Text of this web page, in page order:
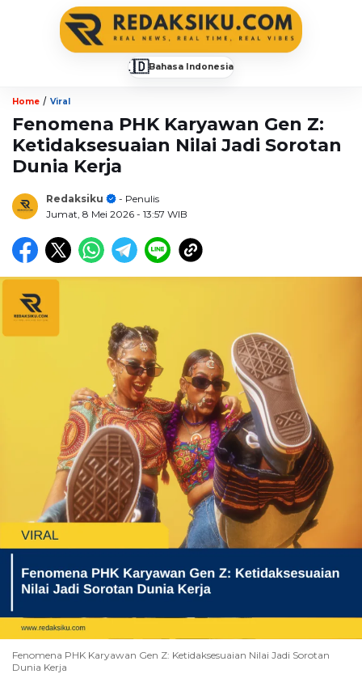
🇮🇩Bahasa Indonesia
Home / Viral
Fenomena PHK Karyawan Gen Z:
Ketidaksesuaian Nilai Jadi Sorotan
Dunia Kerja
Redaksiku
- Penulis
Jumat, 8 Mei 2026 - 13:57 WIB
Fenomena PHK Karyawan Gen Z: Ketidaksesuaian Nilai Jadi Sorotan
Dunia Kerja